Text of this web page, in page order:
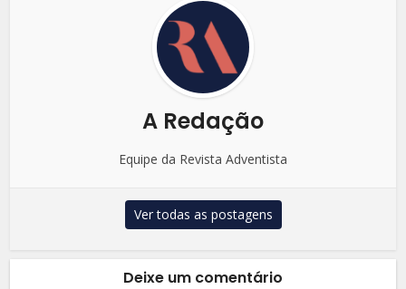
A Redação
Equipe da Revista Adventista
Ver todas as postagens
Deixe um comentário